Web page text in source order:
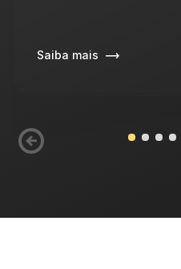
Saiba mais